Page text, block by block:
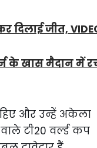
दिलाई जीत,
के खास मैदान में
और उन्हें अकेला
टी20 वर्ल्ड कप